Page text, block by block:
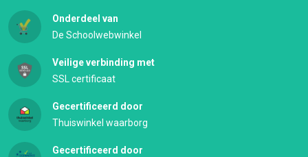
Onderdeel van
De Schoolwebwinkel
Veilige verbinding met
SSL certificaat
Gecertificeerd door
Thuiswinkel waarborg
Gecertificeerd door